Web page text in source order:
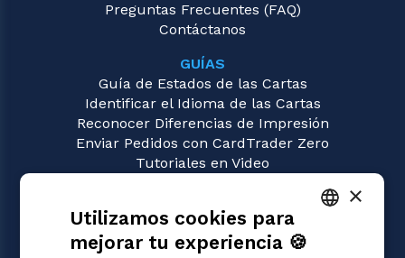
Preguntas Frecuentes (FAQ)
Contáctanos
GUÍAS
Guía de Estados de las Cartas
Identificar el Idioma de las Cartas
Reconocer Diferencias de Impresión
Enviar Pedidos con CardTrader Zero
Tutoriales en Video
Disney Lorcana
Magic: the Gathering
ITALIAN
×
Utilizamos cookies para
mejorar tu experiencia 🍪